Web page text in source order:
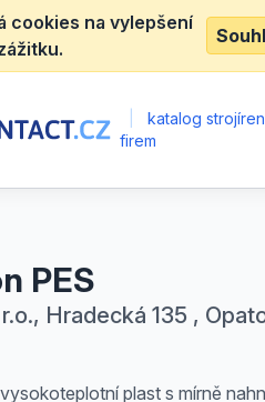
cookies na vylepšení
katalog
firem
PES
Hradecká 135 ,
plast s mírně